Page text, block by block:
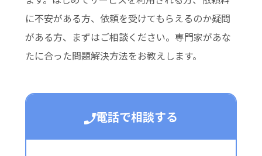
に不安がある方、依頼を受けてもらえるのか疑問
がある方、まずはご相談ください。専門家があな
たに合った問題解決方法をお教えします。
電話で相談する